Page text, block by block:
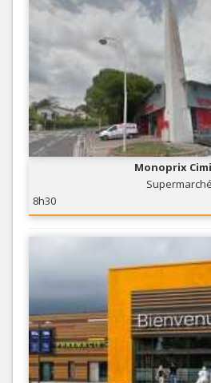
Monoprix
Supermarché
8h30